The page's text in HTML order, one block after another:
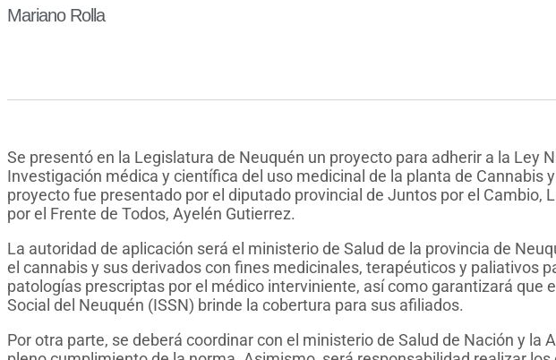
Mariano Rolla
Se presentó en la Legislatura de Neuquén un proyecto para adherir a la Ley
Investigación médica y científica del uso medicinal de la planta de Cannabis y
proyecto fue presentado por el diputado provincial de Juntos por el Cambio,
por el Frente de Todos, Ayelén Gutierrez.
La autoridad de aplicación será el ministerio de Salud de la provincia de
el cannabis y sus derivados con fines medicinales, terapéuticos y paliativos
patologías prescriptas por el médico interviniente, así como garantizará que
Social del Neuquén (ISSN) brinde la cobertura para sus afiliados.
Por otra parte, se deberá coordinar con el ministerio de Salud de Nación y la